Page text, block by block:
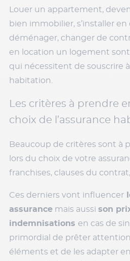
Louer un appartement,
bien immobilier, s’installer en
déménager, changer de
en location un logement sont
qui nécessitent de souscrire
habitation.
Les critères à prendre
choix de l’assurance
Beaucoup de critères sont à
lors du choix de votre
franchises, clauses du
Ces derniers vont influencer
assurance mais aussi son
indemnisations en cas de
primordial de prêter
éléments et de les adapter